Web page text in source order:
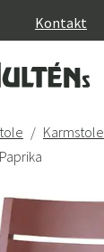
Kontakt
Karmstole